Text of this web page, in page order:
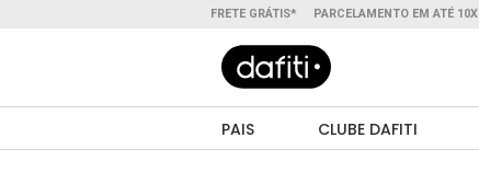
FRETE GRÁTIS* PARCELAMENTO EM ATÉ 10X
PAIS CLUBE DAFITI